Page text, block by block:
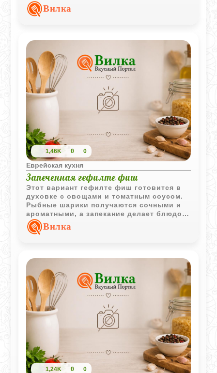
консистенцию.
Вилка
1,46K 0 0
Еврейская кухня
Запеченная гефилте фиш
Этот вариант гефилте фиш готовится в
духовке с овощами и томатным соусом.
Рыбные шарики получаются сочными и
ароматными, а запекание делает блюдо
особенно удобным для семейного и
праздничного стола.
Вилка
1,24K 0 0